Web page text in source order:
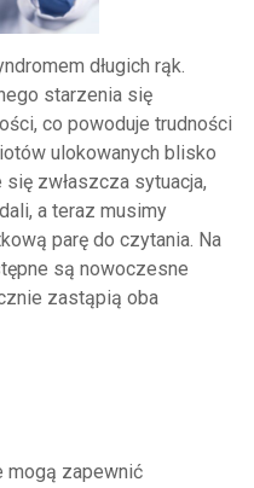
długich rąk.
starzenia się
co powoduje trudności
ulokowanych blisko
zwłaszcza sytuacja,
a teraz musimy
parę do czytania. Na
są nowoczesne
zastąpią oba
mogą zapewnić